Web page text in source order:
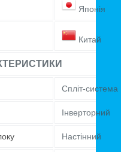
Японія
Китай
Спліт-система
Інверторний
Настінний